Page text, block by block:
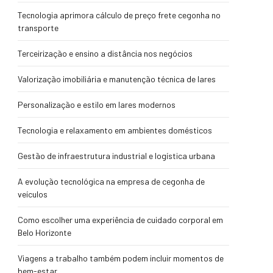
Tecnologia aprimora cálculo de preço frete cegonha no
transporte
Terceirização e ensino a distância nos negócios
Valorização imobiliária e manutenção técnica de lares
Personalização e estilo em lares modernos
Tecnologia e relaxamento em ambientes domésticos
Gestão de infraestrutura industrial e logística urbana
A evolução tecnológica na empresa de cegonha de
veículos
Como escolher uma experiência de cuidado corporal em
Belo Horizonte
Viagens a trabalho também podem incluir momentos de
bem-estar